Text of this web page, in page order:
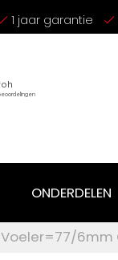
1 jaar garantie
ONDERDELEN
Voeler=77/